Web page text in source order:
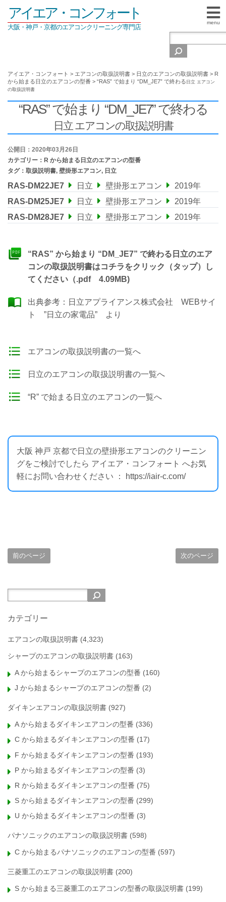
menu
アイエア・コンフォート
大阪・神戸・京都のエアコンクリーニング専門店
アイエア・コンフォート > エアコンの取扱説明書 > 日立のエアコンの取扱説明書 > R
から始まる日立のエアコンの型番 > “RAS” で始まり “DM_JE7” で終わる 日立 エアコン
の取扱説明書
“RAS” で始まり “DM_JE7” で終わる
日立 エアコンの取扱説明書
公開日：2020年03月26日
カテゴリー： R から始まる日立のエアコンの型番
タグ： 取扱説明書, 壁掛形エアコン, 日立
RAS-DM22JE7 日立 壁掛形エアコン
2019年
RAS-DM25JE7
日立 壁掛形エアコン
2019年
RAS-DM28JE7
日立 壁掛形エアコン 2019年
“RAS” から始まり “DM_JE7” で終わる日立のエア
コンの取扱説明書はコチラをクリック（タップ）し
てください（.pdf 4.09MB)
出典参考： 日立アプライアンス株式会社 WEBサイ
ト ”日立の家電品” より
エアコンの取扱説明書の一覧へ
日立のエアコンの取扱説明書の一覧へ
“R” で始まる日立のエアコンの一覧へ
大阪 神戸 京都で日立の壁掛形エアコンのクリーニン
グをご検討でしたら アイエア・コンフォート へお気
軽にお問い合わせください ： https://iair-c.com/
前のページ 次のページ
カテゴリー
エアコンの取扱説明書 (4,323)
シャープのエアコンの取扱説明書 (163)
A から始まるシャープのエアコンの型番 (160)
J から始まるシャープのエアコンの型番 (2)
ダイキンエアコンの取扱説明書 (927)
A から始まるダイキンエアコンの型番 (336)
C から始まるダイキンエアコンの型番 (17)
F から始まるダイキンエアコンの型番 (193)
P から始まるダイキンエアコンの型番 (3)
R から始まるダイキンエアコンの型番 (75)
S から始まるダイキンエアコンの型番 (299)
U から始まるダイキンエアコンの型番 (3)
パナソニックのエアコンの取扱説明書 (598)
C から始まるパナソニックのエアコンの型番 (597)
三菱重工のエアコンの取扱説明書 (200)
S から始まる三菱重工のエアコンの型番の取扱説明書 (199)